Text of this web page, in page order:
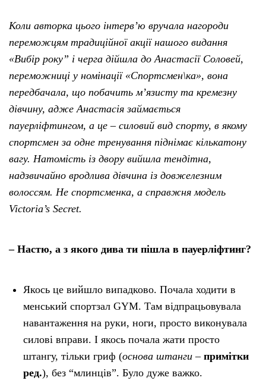
Коли авторка цього інтерв’ю вручала нагороди
переможцям традиційної акції нашого видання
«Вибір року” і черга дійшла до Анастасії Соловей,
переможниці у номінації «Спортсмен\ка», вона
передбачала, що побачить м’язисту та кремезну
дівчину, адже Анастасія займається
пауерліфтингом, а це – силовий вид спорту, в якому
спортсмен за одне тренування піднімає кількатону
вагу. Натомість із двору вийшла тендітна,
надзвичайно вродлива дівчина із довжелезним
волоссям. Не спортсменка, а справжня модель
Victoria’s Secret.
– Настю, а з якого дива ти пішла в пауерліфтинг?
Якось це вийшло випадково. Почала ходити в
менський спортзал GYM. Там відпрацьовувала
навантаження на руки, ноги, просто виконувала
силові вправи. І якось почала жати просто
штангу, тільки гриф (основа штанги – примітки
ред.), без “млинців”. Було дуже важко.